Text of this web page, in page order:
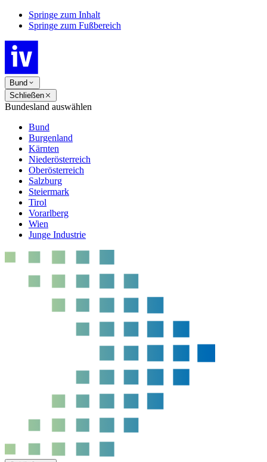
Springe zum Inhalt
Springe zum Fußbereich
Bund
Schließen
Bundesland auswählen
Bund
Burgenland
Kärnten
Niederösterreich
Oberösterreich
Salzburg
Steiermark
Tirol
Vorarlberg
Wien
Junge Industrie